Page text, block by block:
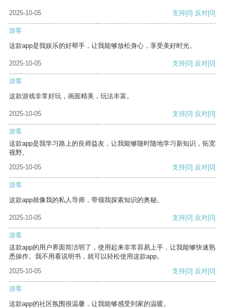
2025-10-05 支持[0] 反对[0]
游客
这款app是我娱乐的好帮手，让我能够放松身心，享受美好时光。
2025-10-05 支持[0] 反对[0]
游客
这款游戏非常好玩，画面精美，玩法丰富。
2025-10-05 支持[0] 反对[0]
游客
这款app是我学习路上的良师益友，让我能够随时随地学习新知识，拓宽
视野。
2025-10-05
支持[0] 反对[0]
游客
这款app就像我的私人导师，带领我探索知识的奥秘。
2025-10-05 支持[0] 反对[0]
游客
这款app的用户界面简洁明了，使用起来非常容易上手，让我能够快速熟
悉操作。我不用看说明书，就可以轻松使用这款app。
2025-10-05
支持[0] 反对[0]
游客
这款app的社区氛围很温馨，让我能够感受到家的温暖。